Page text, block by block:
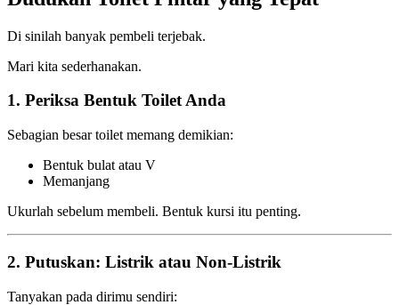
Di sinilah banyak pembeli terjebak.
Mari kita sederhanakan.
1. Periksa Bentuk Toilet Anda
Sebagian besar toilet memang demikian:
Bentuk bulat atau V
Memanjang
Ukurlah sebelum membeli. Bentuk kursi itu penting.
2. Putuskan: Listrik atau Non-Listrik
Tanyakan pada dirimu sendiri: